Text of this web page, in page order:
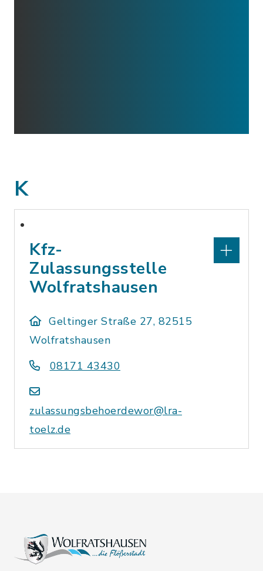
K
Kfz-
Zulassungsstelle
Wolfratshausen
Geltinger Straße 27, 82515
Wolfratshausen
08171 43430
zulassungsbehoerdewor@lra-
toelz.de